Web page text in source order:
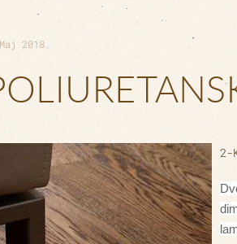
2018
2-